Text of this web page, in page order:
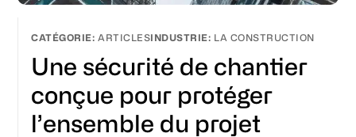
ARTICLES LA CONSTRUCTION
Une sécurité de chantier
conçue pour protéger
l’ensemble du projet